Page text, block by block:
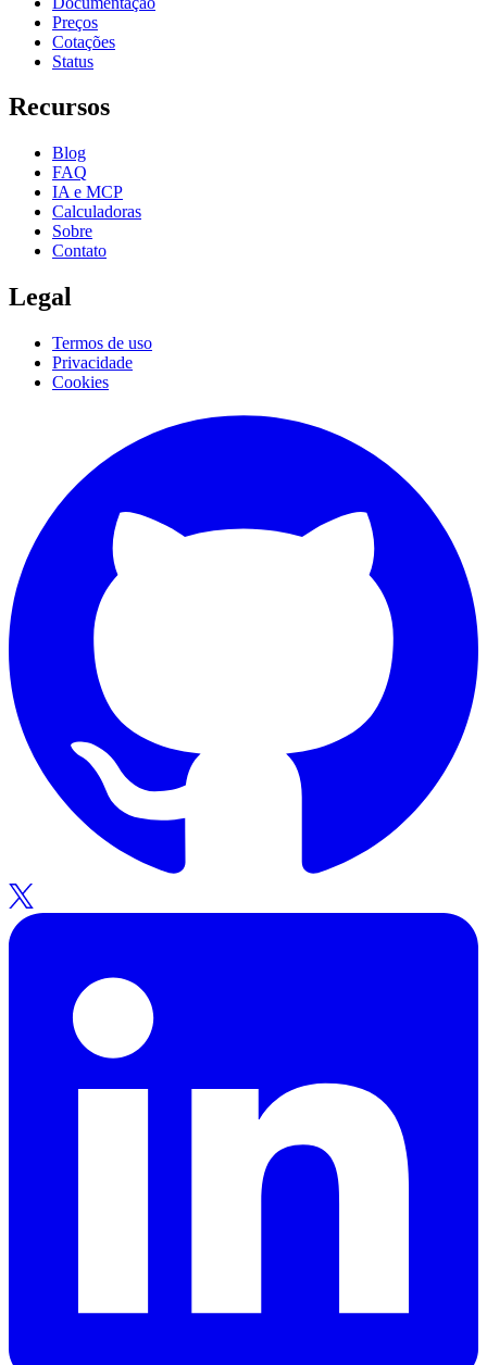
Preços
Cotações
Status
Recursos
Blog
FAQ
IA e MCP
Calculadoras
Sobre
Contato
Legal
Termos de uso
Privacidade
Cookies